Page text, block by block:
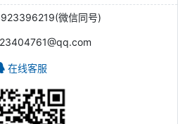
微信同号)
在线客服